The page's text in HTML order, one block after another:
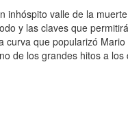
inhóspito valle de la
y las claves que
que popularizó
de los grandes hitos a